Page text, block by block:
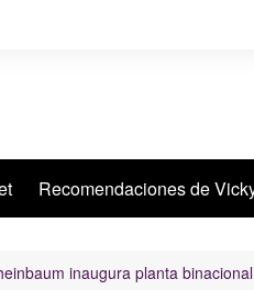
Recomendaciones de
inaugura planta